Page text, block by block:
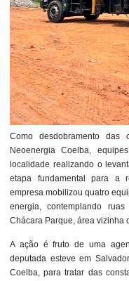
Como desdobramento das
Neoenergia Coelba,
localidade realizando o
etapa fundamental para a
empresa mobilizou quatro
energia, contemplando
Chácara Parque, área vizinha
A ação é fruto de uma
deputada esteve em
Coelba, para tratar das